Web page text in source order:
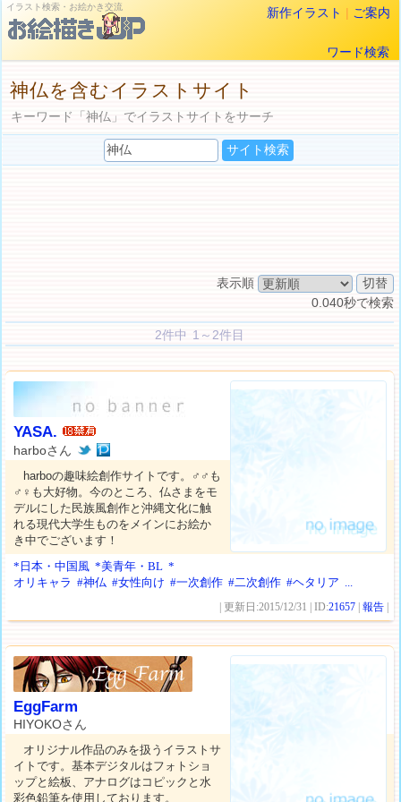
イラスト検索・お絵かき交流 新作イラスト | ご案内
ワード検索
神仏を含むイラストサイト
キーワード「神仏」でイラストサイトをサーチ
表示順
0.040秒で検索
2件中 1～2件目
YASA.
harboさん
harboの趣味絵創作サイトです。♂♂も
♂♀も大好物。今のところ、仏さまをモ
デルにした民族風創作と沖縄文化に触
れる現代大学生ものをメインにお絵か
き中でございます！
*日本・中国風 *美青年・BL *
オリキャラ #神仏 #女性向け #一次創作 #二次創作 #ヘタリア ...
| 更新日:2015/12/31 | ID:21657 |報告
EggFarm
HIYOKOさん
オリジナル作品のみを扱うイラストサ
イトです。基本デジタルはフォトショ
ップと絵板、アナログはコピックと水
彩色鉛筆を使用しております。